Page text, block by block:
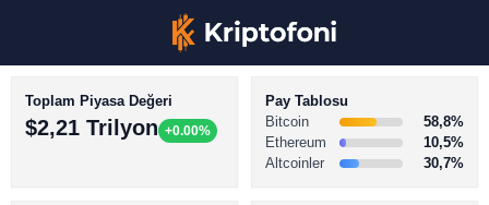
Toplam Piyasa Değeri
$2,21 Trilyon +0.00%
Pay Tablosu
Bitcoin
58,8%
Ethereum
10,5%
Altcoinler
30,7%